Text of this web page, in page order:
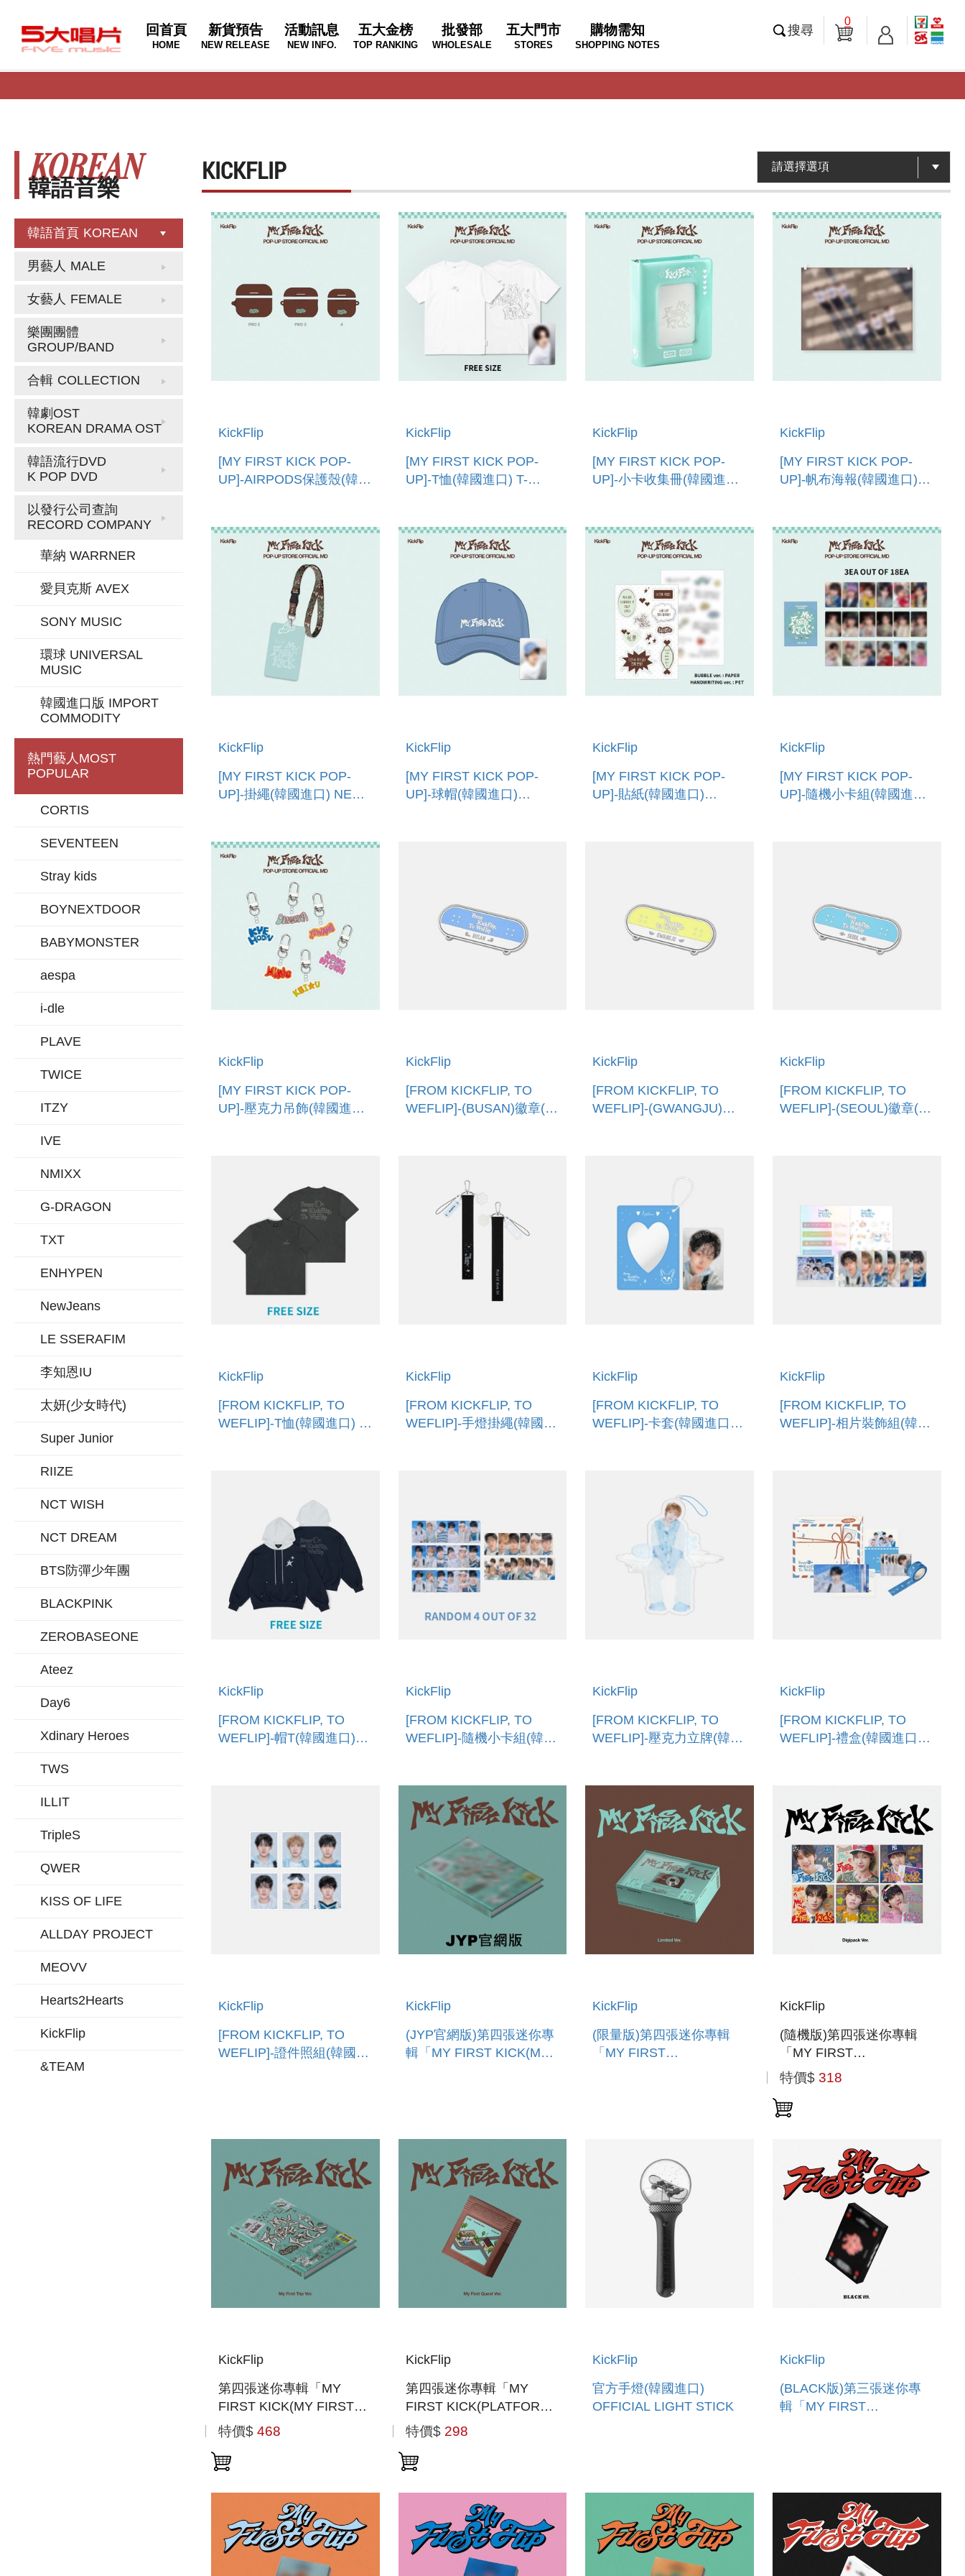
回首頁
HOME
新貨預告
NEW RELEASE
活動訊息
NEW INFO.
五大金榜
TOP RANKING
批發部
WHOLESALE
五大門市
STORES
購物需知
SHOPPING NOTES
搜尋
0
韓語音樂
KOREAN
韓語首頁 KOREAN
男藝人 MALE
女藝人 FEMALE
樂團團體
GROUP/BAND
合輯 COLLECTION
韓劇OST
KOREAN DRAMA OST
韓語流行DVD
K POP DVD
以發行公司查詢
RECORD COMPANY
華納 WARRNER
愛貝克斯 AVEX
SONY MUSIC
環球 UNIVERSAL
MUSIC
韓國進口版 IMPORT
COMMODITY
熱門藝人 MOST
POPULAR
CORTIS
SEVENTEEN
Stray kids
BOYNEXTDOOR
BABYMONSTER
aespa
i-dle
PLAVE
TWICE
ITZY
IVE
NMIXX
G-DRAGON
TXT
ENHYPEN
NewJeans
LE SSERAFIM
李知恩IU
太妍(少女時代)
Super Junior
RIIZE
NCT WISH
NCT DREAM
BTS防彈少年團
BLACKPINK
ZEROBASEONE
Ateez
Day6
Xdinary Heroes
TWS
ILLIT
TripleS
QWER
KISS OF LIFE
ALLDAY PROJECT
MEOVV
Hearts2Hearts
KickFlip
&TEAM
KICKFLIP
KickFlip
[MY FIRST KICK POP-
UP]-AIRPODS保護殼(韓國
KickFlip
[MY FIRST KICK POP-
UP]-T恤(韓國進口) T-
KickFlip
[MY FIRST KICK POP-
UP]-小卡收集冊(韓國進口)
KickFlip
[MY FIRST KICK POP-
UP]-帆布海報(韓國進口)
KickFlip
[MY FIRST KICK POP-
UP]-掛繩(韓國進口) NECK
KickFlip
[MY FIRST KICK POP-
UP]-球帽(韓國進口)
KickFlip
[MY FIRST KICK POP-
UP]-貼紙(韓國進口)
KickFlip
[MY FIRST KICK POP-
UP]-隨機小卡組(韓國進口)
KickFlip
[MY FIRST KICK POP-
UP]-壓克力吊飾(韓國進口)
KickFlip
[FROM KICKFLIP, TO
WEFLIP]-(BUSAN)徽章(韓
KickFlip
[FROM KICKFLIP, TO
WEFLIP]-(GWANGJU)徽
KickFlip
[FROM KICKFLIP, TO
WEFLIP]-(SEOUL)徽章(韓
KickFlip
[FROM KICKFLIP, TO
WEFLIP]-T恤(韓國進口) T-
KickFlip
[FROM KICKFLIP, TO
WEFLIP]-手燈掛繩(韓國進
KickFlip
[FROM KICKFLIP, TO
WEFLIP]-卡套(韓國進口)
KickFlip
[FROM KICKFLIP, TO
WEFLIP]-相片裝飾組(韓國
KickFlip
[FROM KICKFLIP, TO
WEFLIP]-帽T(韓國進口)
KickFlip
[FROM KICKFLIP, TO
WEFLIP]-隨機小卡組(韓國
KickFlip
[FROM KICKFLIP, TO
WEFLIP]-壓克力立牌(韓國
KickFlip
[FROM KICKFLIP, TO
WEFLIP]-禮盒(韓國進口)
KickFlip
[FROM KICKFLIP, TO
WEFLIP]-證件照組(韓國進
KickFlip
(JYP官網版)第四張迷你專
輯「MY FIRST KICK(MY
KickFlip
(限量版)第四張迷你專輯
「MY FIRST
KickFlip
(隨機版)第四張迷你專輯
「MY FIRST
KICK(DIGIPACK VER.)」
(韓國進口版)
特價$ 318
KickFlip
第四張迷你專輯「MY
FIRST KICK(MY FIRST
TRIP VER.)」(韓國進口版)
特價$ 468
KickFlip
第四張迷你專輯「MY
FIRST KICK(PLATFORM
VER.)」(韓國進口版)
特價$ 298
KickFlip
官方手燈(韓國進口)
OFFICIAL LIGHT STICK
KickFlip
(BLACK版)第三張迷你專
輯「MY FIRST